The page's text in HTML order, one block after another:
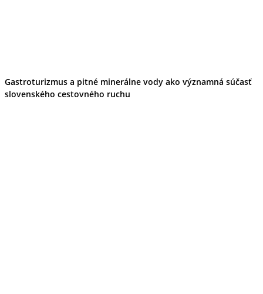
Gastroturizmus a pitné minerálne vody ako významná súčasť
slovenského cestovného ruchu